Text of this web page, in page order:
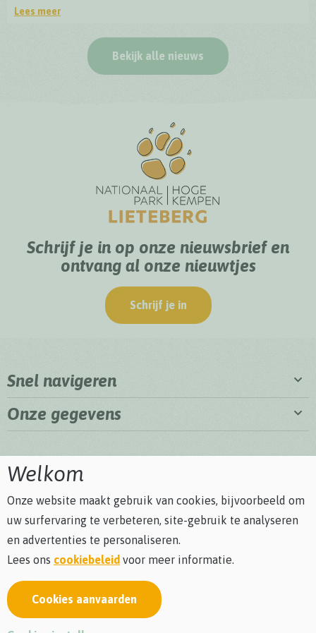
Lees meer
Bekijk alle nieuws
Schrijf je in op onze nieuwsbrief en
ontvang al onze nieuwtjes
Schrijf je in
Snel navigeren
Onze gegevens
Privacybeleid Cookiebeleid
Bezoekersreglement
Welkom
Onze website maakt gebruik van cookies, bijvoorbeeld om
uw surfervaring te verbeteren, site-gebruik te analyseren
en advertenties te personaliseren.
Lees ons cookiebeleid voor meer informatie.
Cookies aanvaarden